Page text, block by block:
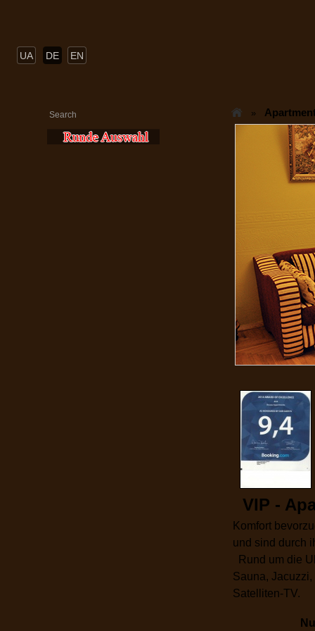
UA DE EN
»
VIP -
Komfort
und sind durch
Rund um die
Sauna,
Satelliten-TV.